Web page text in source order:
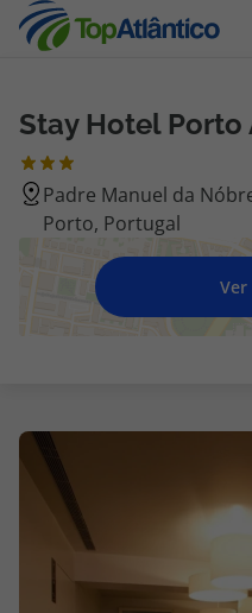
Destinos
Voos
Hotéis
Voos + Hotel
Disneyland ® Paris
Escapadinhas
Stay Hotel Porto
Padre Manuel da
Porto, Portugal
Ver